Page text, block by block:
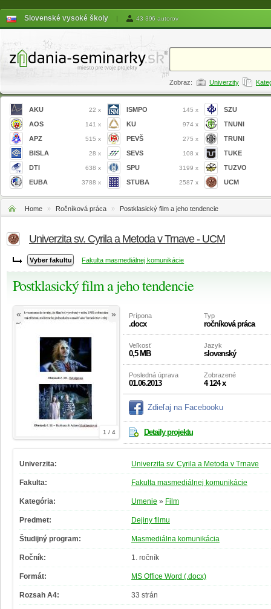
Slovenské vysoké školy | 43 396 autorov
Zobraz: Univerzity
AKU 22 x
AOS 141 x
APZ 515 x
BISLA 28 x
DTI 638 x
EUBA 3788 x
ISMPO 145 x
KU 974 x
PEVŠ 275 x
SEVS 108 x
SPU 3199 x
STUBA 2587 x
SZU
TNUNI
TRUNI
TUKE
TUZVO
UCM
Home » Ročníková práca » Postklasický film a jeho tendencie
Univerzita sv. Cyrila a Metoda v Trnave - UCM
Fakulta masmediálnej komunikácie
Postklasický film a jeho tendencie
1 / 4
« » Prípona
.docx
Typ
ročníková práca
Veľkosť
0,5 MB
Jazyk
slovenský
Posledná úprava
01.06.2013
Zobrazené
4 124 x
Zdieľaj na Facebooku
Detaily projektu
Univerzita: Univerzita sv. Cyrila a Metoda v Trnave
Fakulta: Fakulta masmediálnej komunikácie
Kategória: Umenie » Film
Predmet: Dejiny filmu
Študijný program: Masmediálna komunikácia
Ročník: 1. ročník
Formát: MS Office Word (.docx)
Rozsah A4: 33 strán